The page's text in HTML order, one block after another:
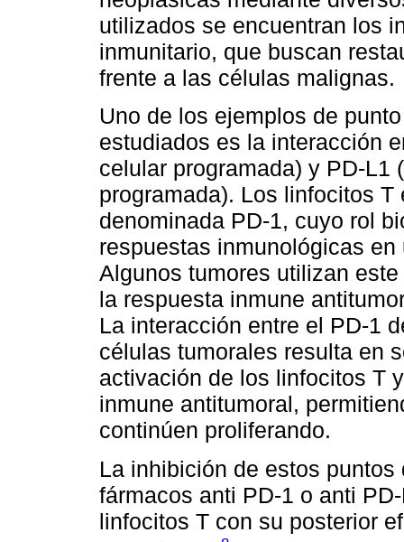
utilizados se encuentran los
inmunitario, que buscan
frente a las células malignas.
Uno de los ejemplos de
estudiados es la interacción
celular programada) y PD-L1
programada). Los linfocitos
denominada PD-1, cuyo rol
respuestas inmunológicas
Algunos tumores utilizan
la respuesta inmune
La interacción entre el PD-1
células tumorales resulta en
activación de los linfocitos T
inmune antitumoral,
continúen proliferando.
La inhibición de estos
fármacos anti PD-1 o anti
linfocitos T con su posterior